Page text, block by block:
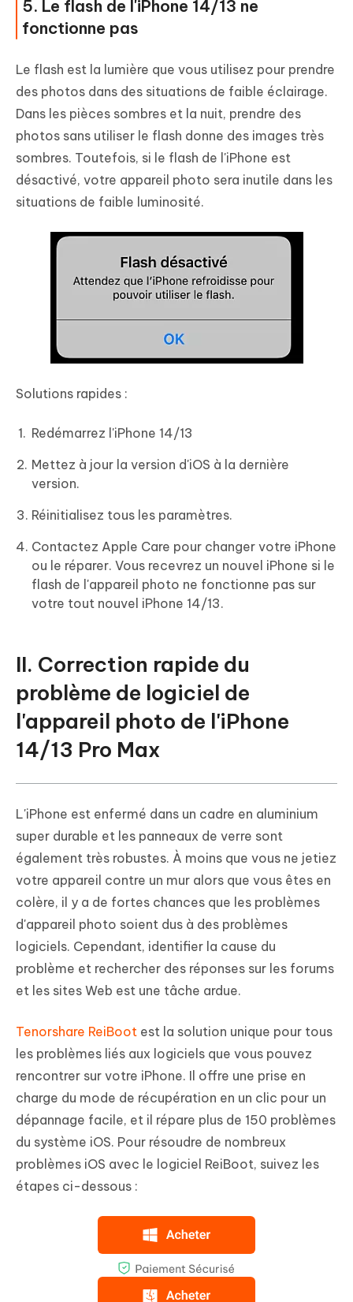
5. Le flash de l'iPhone 14/13 ne
fonctionne pas
Le flash est la lumière que vous utilisez pour prendre
des photos dans des situations de faible éclairage.
Dans les pièces sombres et la nuit, prendre des
photos sans utiliser le flash donne des images très
sombres. Toutefois, si le flash de l'iPhone est
désactivé, votre appareil photo sera inutile dans les
situations de faible luminosité.
Solutions rapides :
Redémarrez l'iPhone 14/13
Mettez à jour la version d'iOS à la dernière
version.
Réinitialisez tous les paramètres.
Contactez Apple Care pour changer votre iPhone
ou le réparer. Vous recevrez un nouvel iPhone si le
flash de l'appareil photo ne fonctionne pas sur
votre tout nouvel iPhone 14/13.
II. Correction rapide du
problème de logiciel de
l'appareil photo de l'iPhone
14/13 Pro Max
L'iPhone est enfermé dans un cadre en aluminium
super durable et les panneaux de verre sont
également très robustes. À moins que vous ne jetiez
votre appareil contre un mur alors que vous êtes en
colère, il y a de fortes chances que les problèmes
d'appareil photo soient dus à des problèmes
logiciels. Cependant, identifier la cause du
problème et rechercher des réponses sur les forums
et les sites Web est une tâche ardue.
Tenorshare ReiBoot est la solution unique pour tous
les problèmes liés aux logiciels que vous pouvez
rencontrer sur votre iPhone. Il offre une prise en
charge du mode de récupération en un clic pour un
dépannage facile, et il répare plus de 150 problèmes
du système iOS. Pour résoudre de nombreux
problèmes iOS avec le logiciel ReiBoot, suivez les
étapes ci-dessous :